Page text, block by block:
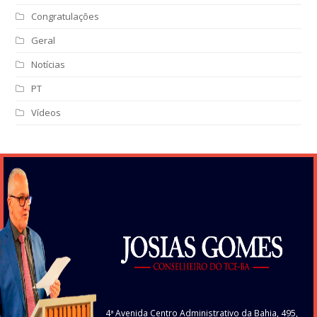
Congratulações
Geral
Notícias
PT
Vídeos
4ª Avenida Centro Administrativo da Bahia, 495,